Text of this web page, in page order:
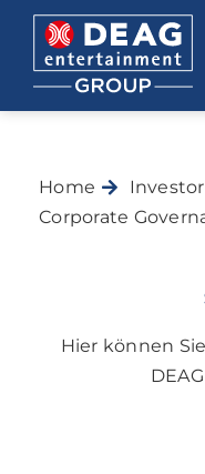
Zum
Inhalt
springen
INVESTOR
KONTAKT
Home
Corporate
Hier können